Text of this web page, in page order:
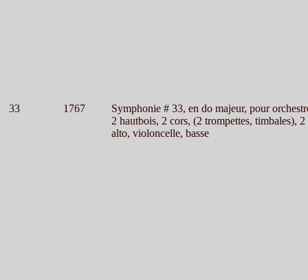
33 1767
Symphonie # 33, en do majeur, pour
2 hautbois, 2 cors, (2 trompettes, timbales),
alto, violoncelle, basse